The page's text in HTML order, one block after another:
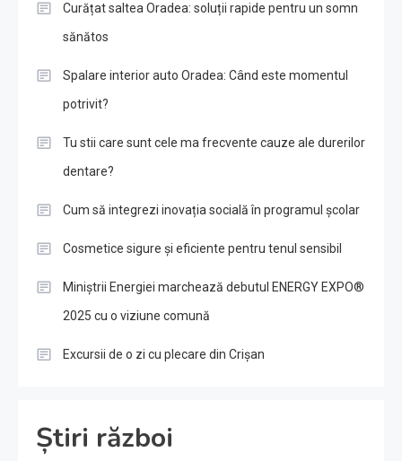
Curățat saltea Oradea: soluții rapide pentru un somn
sănătos
Spalare interior auto Oradea: Când este momentul
potrivit?
Tu stii care sunt cele ma frecvente cauze ale durerilor
dentare?
Cum să integrezi inovația socială în programul școlar
Cosmetice sigure și eficiente pentru tenul sensibil
Miniștrii Energiei marchează debutul ENERGY EXPO®
2025 cu o viziune comună
Excursii de o zi cu plecare din Crișan
Știri război